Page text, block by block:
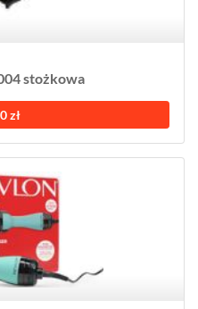
stożkowa
zł